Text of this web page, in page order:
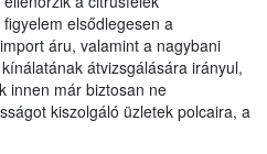
elsődlegesen a
áru, valamint a nagybani
átvizsgálására irányul,
innen már biztosan ne
kiszolgáló üzletek polcaira, a